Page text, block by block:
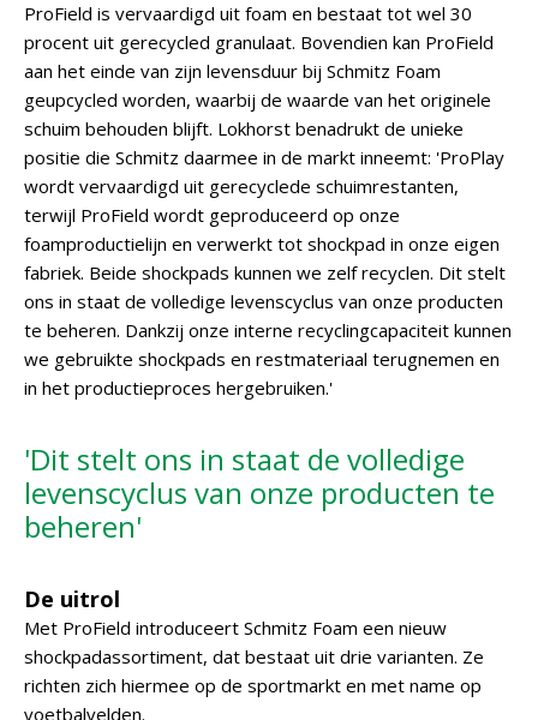
ProField is vervaardigd uit foam en bestaat tot wel 30
procent uit gerecycled granulaat. Bovendien kan ProField
aan het einde van zijn levensduur bij Schmitz Foam
geupcycled worden, waarbij de waarde van het originele
schuim behouden blijft. Lokhorst benadrukt de unieke
positie die Schmitz daarmee in de markt inneemt: 'ProPlay
wordt vervaardigd uit gerecyclede schuimrestanten,
terwijl ProField wordt geproduceerd op onze
foamproductielijn en verwerkt tot shockpad in onze eigen
fabriek. Beide shockpads kunnen we zelf recyclen. Dit stelt
ons in staat de volledige levenscyclus van onze producten
te beheren. Dankzij onze interne recyclingcapaciteit kunnen
we gebruikte shockpads en restmateriaal terugnemen en
in het productieproces hergebruiken.'
'Dit stelt ons in staat de volledige
levenscyclus van onze producten te
beheren'
De uitrol
Met ProField introduceert Schmitz Foam een nieuw
shockpadassortiment, dat bestaat uit drie varianten. Ze
richten zich hiermee op de sportmarkt en met name op
voetbalvelden.